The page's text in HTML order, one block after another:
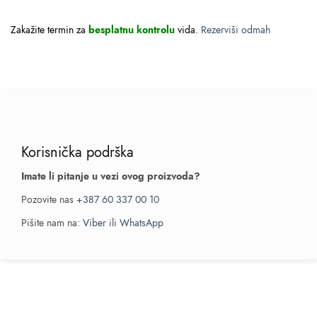
Zakažite termin zabesplatnu kontrolu vida. Rezerviši odmah
Korisnička podrška
Imate li pitanje u vezi ovog proizvoda?
Pozovite nas +387 60 337 00 10
Pišite nam na:Viber iliWhatsApp